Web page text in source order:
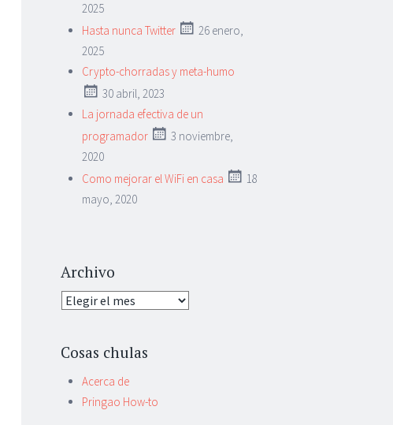
2025
Hasta nunca Twitter
26 enero,
2025
Crypto-chorradas y meta-humo
30 abril, 2023
La jornada efectiva de un
programador
3 noviembre,
2020
Como mejorar el WiFi en casa
18
mayo, 2020
Archivo
Archivo
Cosas chulas
Acerca de
Pringao How-to